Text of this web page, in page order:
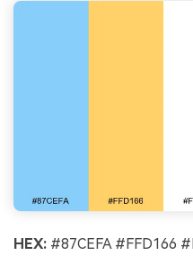
HEX: #87CEFA #FFD166